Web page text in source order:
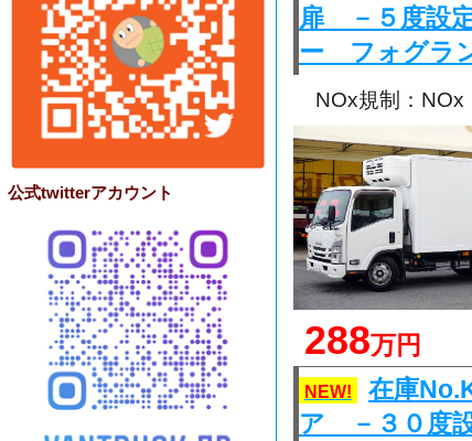
公式twitterアカウント
扉 －５度設
ー フォグラ
NOx規制：NOx
288万円
NEW!
在庫
ア －３０度